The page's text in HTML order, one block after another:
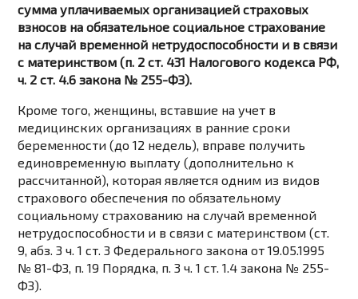
сумма уплачиваемых организацией страховых
взносов на обязательное социальное страхование
на случай временной нетрудоспособности и в связи
с материнством (п. 2 ст. 431 Налогового кодекса РФ,
ч. 2 ст. 4.6 закона № 255-ФЗ).
Кроме того, женщины, вставшие на учет в
медицинских организациях в ранние сроки
беременности (до 12 недель), вправе получить
единовременную выплату (дополнительно к
рассчитанной), которая является одним из видов
страхового обеспечения по обязательному
социальному страхованию на случай временной
нетрудоспособности и в связи с материнством (ст.
9, абз. 3 ч. 1 ст. 3 Федерального закона от 19.05.1995
№ 81-ФЗ, п. 19 Порядка, п. 3 ч. 1 ст. 1.4 закона № 255-
ФЗ).